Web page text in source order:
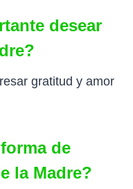
desear
gratitud y amor
de
la Madre?